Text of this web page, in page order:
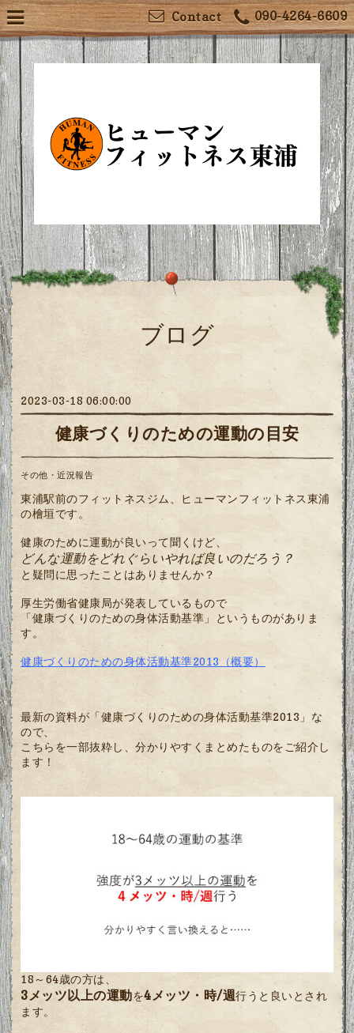
090-4264-6609
Contact
ブログ
2023-03-18 06:00:00
健康づくりのための運動の目安
その他・近況報告
東浦駅前のフィットネスジム、ヒューマンフィットネス東浦
の檜垣です。
健康のために運動が良いって聞くけど、
どんな運動をどれぐらいやれば良いのだろう？
と疑問に思ったことはありませんか？
厚生労働省健康局が発表しているもので
「健康づくりのための身体活動基準」というものがありま
す。
健康づくりのための身体活動基準2013（概要）
最新の資料が「健康づくりのための身体活動基準2013」な
ので、
こちらを一部抜粋し、分かりやすくまとめたものをご紹介し
ます！
18～64歳の方は、
3メッツ以上の運動を4メッツ・時/週行うと良いとされ
ます。